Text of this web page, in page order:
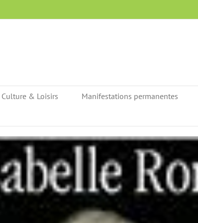
Culture & Loisirs Manifestations permanentes